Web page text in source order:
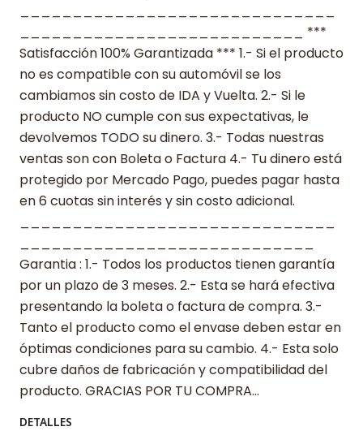
___________________________ ***
Satisfacción 100% Garantizada *** 1.- Si el producto
no es compatible con su automóvil se los
cambiamos sin costo de IDA y Vuelta. 2.- Si le
producto NO cumple con sus expectativas, le
devolvemos TODO su dinero. 3.- Todas nuestras
ventas son con Boleta o Factura 4.- Tu dinero está
protegido por Mercado Pago, puedes pagar hasta
en 6 cuotas sin interés y sin costo adicional.
Garantia : 1.- Todos los productos tienen garantía
por un plazo de 3 meses. 2.- Esta se hará efectiva
presentando la boleta o factura de compra. 3.-
Tanto el producto como el envase deben estar en
óptimas condiciones para su cambio. 4.- Esta solo
cubre daños de fabricación y compatibilidad del
producto. GRACIAS POR TU COMPRA…
DETALLES